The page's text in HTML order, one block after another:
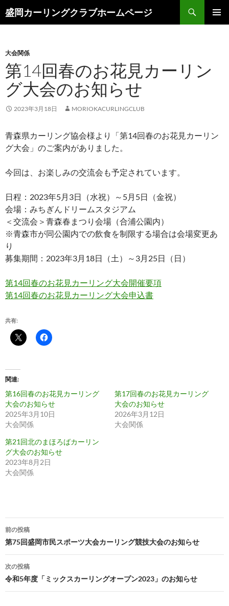
ン
ツ
へ
ス
キ
盛岡カーリングクラブホームページ
検
索
大会関係
第14回春のお花見カーリン
グ大会のお知らせ
2023年3月18日 MORIOKACURLINGCLUB
青森県カーリング協会様より「第14回春のお花見カーリン
グ大会」のご案内がありました。
今回は、お楽しみの交流会も予定されています。
日程：2023年5月3日（水祝）～5月5日（金祝）
会場：みちぎんドリームスタジアム
＜交流会＞青森春まつり会場（合浦公園内）
※青森市が同公園内での飲食を制限する場合は会場変更あ
り
募集期間：2023年3月18日（土）～3月25日（日）
第14回春のお花見カーリング大会開催要項
第14回春のお花見カーリング大会申込書
共有:
関連
第16回春のお花見カーリング
大会のお知らせ
2025年3月10日
大会関係
第17回春のお花見カーリング
大会のお知らせ
2026年3月12日
大会関係
第21回北のまほろばカーリン
グ大会のお知らせ
2023年8月2日
大会関係
投
稿
ナ
ビ
ゲ
前の投稿
第75回盛岡市民スポーツ大会カーリング競技大会のお知らせ
次の投稿
令和5年度「ミックスカーリングオープン2023」のお知らせ